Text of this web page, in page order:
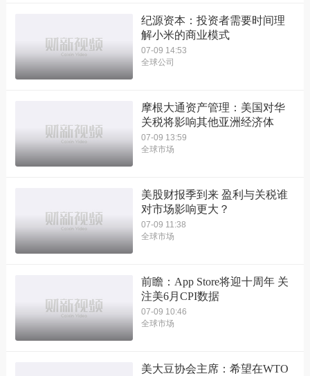
纪源资本：投资者需要时间理
解小米的商业模式
07-09 14:53
全球公司
摩根大通资产管理：美国对华
关税将影响其他亚洲经济体
07-09 13:59
全球市场
美股财报季到来 盈利与关税谁
对市场影响更大？
07-09 11:38
全球市场
前瞻：App Store将迎十周年 关
注美6月CPI数据
07-09 10:46
全球市场
美大豆协会主席：希望在WTO